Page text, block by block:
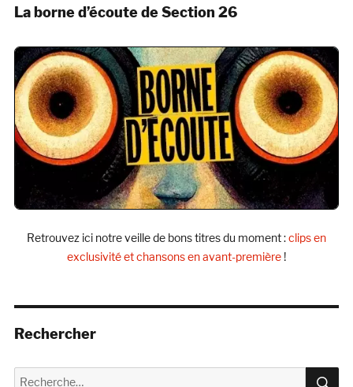
La borne d’écoute de Section 26
Retrouvez ici notre veille de bons titres du moment :clips en
exclusivité et chansons en avant-première !
Rechercher
Recherche